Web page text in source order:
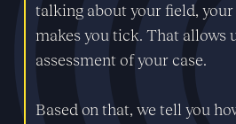
talking about your field,
makes you tick. That allows
assessment of your case.
Based on that, we tell you